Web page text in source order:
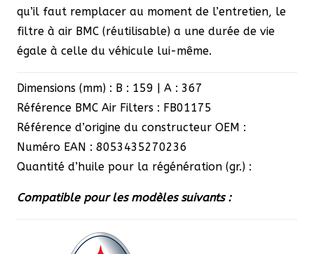
qu’il faut remplacer au moment de l’entretien, le
filtre à air BMC (réutilisable) a une durée de vie
égale à celle du véhicule lui-même.
Dimensions (mm) : B : 159 | A : 367
Référence BMC Air Filters : FB01175
Référence d’origine du constructeur OEM :
Numéro EAN : 8053435270236
Quantité d’huile pour la régénération (gr.) :
Compatible pour les modèles suivants :